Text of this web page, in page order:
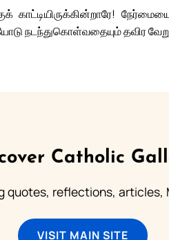
நடந்துகொள்வதையும் தவிர
Catholic
quotes, reflections, articles,
VISIT MAIN SITE